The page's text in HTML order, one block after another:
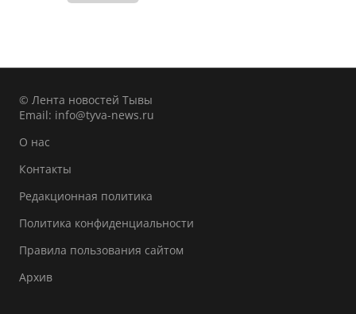
© Лента новостей Тывы
Email: info@tyva-news.ru
О нас
Контакты
Редакционная политика
Политика конфиденциальности
Правила пользования сайтом
Архив